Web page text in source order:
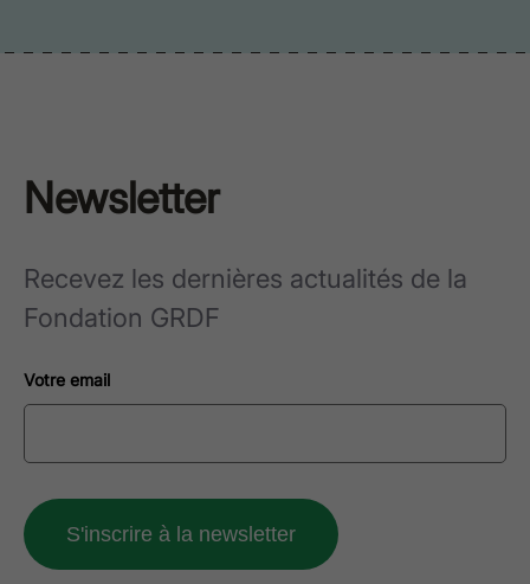
Newsletter
Recevez les dernières actualités de la
Fondation GRDF
Votre email